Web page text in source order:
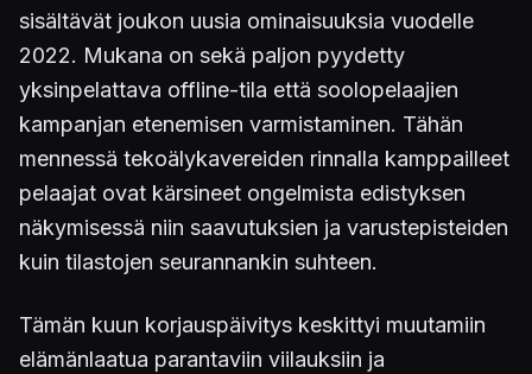
sisältävät joukon uusia ominaisuuksia vuodelle
2022. Mukana on sekä paljon pyydetty
yksinpelattava offline-tila että soolopelaajien
kampanjan etenemisen varmistaminen. Tähän
mennessä tekoälykavereiden rinnalla kamppailleet
pelaajat ovat kärsineet ongelmista edistyksen
näkymisessä niin saavutuksien ja varustepisteiden
kuin tilastojen seurannankin suhteen.
Tämän kuun korjauspäivitys keskittyi muutamiin
elämänlaatua parantaviin viilauksiin ja